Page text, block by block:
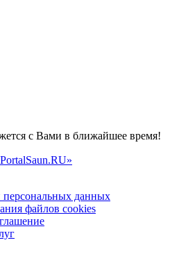
с Вами в ближайшее время!
персональных данных
файлов cookies